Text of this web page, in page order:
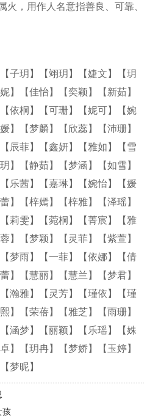
火，用作人名意指善良、可靠、
【子玥】 【翊玥】 【婕文】
【玥
】 【佳怡】 【奕颖】
【新茹】
【依桐】 【可珊】 【妮可】
【婉
】 【梦麟】 【欣蕊】
【沛珊】
【辰菲】 【鑫妍】 【雅如】
【雪
】 【静茹】 【梦涵】
【如雪】
【乐茜】 【嘉琳】 【婉怡】
【媛
】 【梓嫣】 【梓雅】
【泽瑶】
【莉雯】 【菀桐】 【菁宸】
【雅
】 【梦颖】 【灵菲】
【紫萱】
【梦雨】 【一菲】 【依娜】
【倩
】 【慧丽】 【慧兰】
【梦君】
【瀚雅】 【灵芳】 【瑾依】
【瑾
】 【荣蓓】 【雅芝】
【雨珊】
【涵梦】 【丽颖】 【乐瑶】
【姝
】 【玥冉】 【梦娇】
【玉婷】
【梦昵】
孩